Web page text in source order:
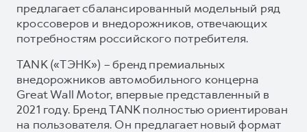
предлагает сбалансированный модельный ряд
кроссоверов и внедорожников, отвечающих
потребностям российского потребителя.
TANK («ТЭНК») – бренд премиальных
внедорожников автомобильного концерна
Great Wall Motor, впервые представленный в
2021 году. Бренд TANK полностью ориентирован
на пользователя. Он предлагает новый формат